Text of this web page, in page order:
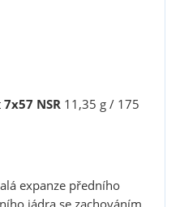
7x57 NSR11,35 g / 175
expanze předního